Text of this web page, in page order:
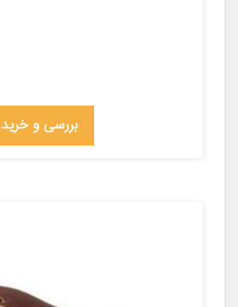
بررسی و خرید